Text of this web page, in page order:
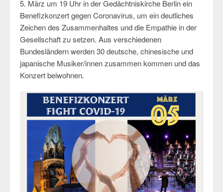
5. März um 19 Uhr in der Gedächtniskirche Berlin ein
Benefizkonzert gegen Coronavirus, um ein deutliches
Zeichen des Zusammenhaltes und die Empathie in der
Gesellschaft zu setzen. Aus verschiedenen
Bundesländern werden 30 deutsche, chinesische und
japanische Musiker/innen zusammen kommen und das
Konzert beiwohnen.